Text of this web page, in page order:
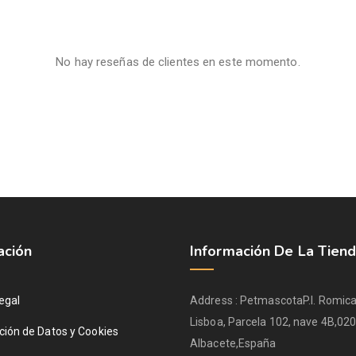
No hay reseñas de clientes en este momento.
de Datos y Cookies
Información De La
Address : PetmascotaP.I.
Lisboa, Parcela 102, nave 4B,
Albacete,España